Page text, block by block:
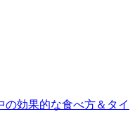
の効果的な食べ方＆タイ